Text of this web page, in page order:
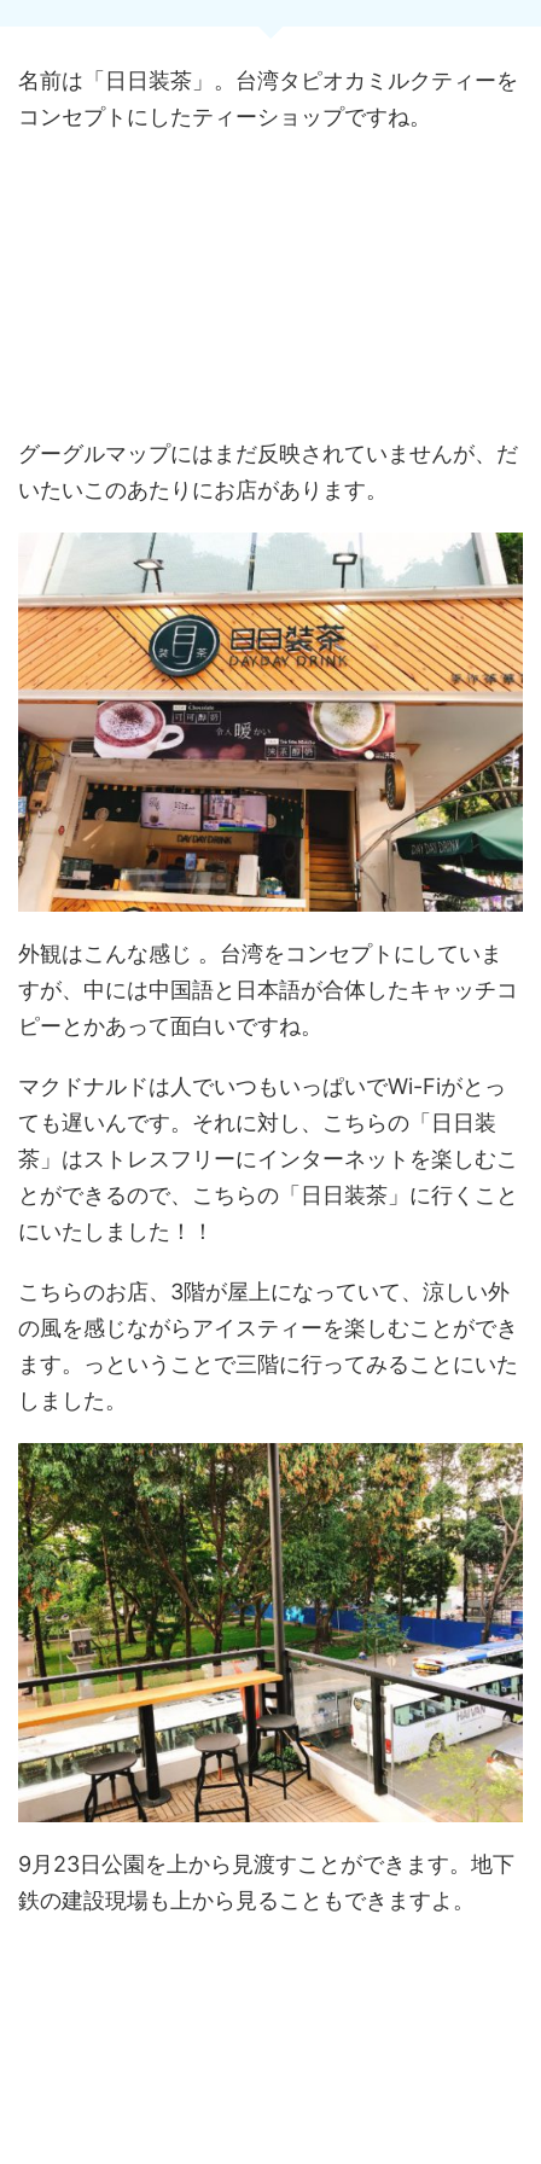
名前は「日日装茶」。台湾タピオカミルクティーを
コンセプトにしたティーショップですね。
グーグルマップにはまだ反映されていませんが、だ
いたいこのあたりにお店があります。
外観はこんな感じ 。台湾をコンセプトにしていま
すが、中には中国語と日本語が合体したキャッチコ
ピーとかあって面白いですね。
マクドナルドは人でいつもいっぱいでWi-Fiがとっ
ても遅いんです。それに対し、こちらの「日日装
茶」はストレスフリーにインターネットを楽しむこ
とができるので、こちらの「日日装茶」に行くこと
にいたしました！！
こちらのお店、3階が屋上になっていて、涼しい外
の風を感じながらアイスティーを楽しむことができ
ます。っということで三階に行ってみることにいた
しました。
9月23日公園を上から見渡すことができます。地下
鉄の建設現場も上から見ることもできますよ。